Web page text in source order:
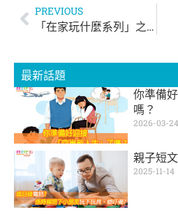
PREVIOUS
「在家玩什麼系列」之玩樽蓋 │ 慈慧幼苗
最新話題
你準備
嗎？
2026-03-24
親子短
2025-11-14